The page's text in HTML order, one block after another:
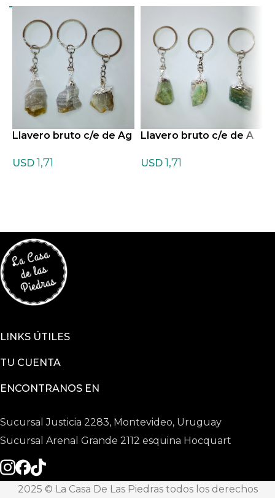
Llavero bruto c/e de Ag
USD 1,71
Llavero bruto c/e de A
USD 1,71
LINKS ÚTILES
TU CUENTA
ENCONTRANOS EN
Sucursal Justicia 2283, Montevideo, Uruguay
Sucursal Arenal Grande 2112 esquina Hocquart
2025 © La Casa De Las Piedras todos los derechos